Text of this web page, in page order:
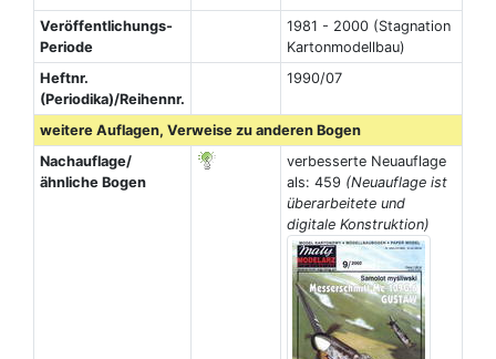
Veröffentlichungs-
Periode
1981 - 2000 (Stagnation
Kartonmodellbau)
Heftnr.
(Periodika)/Reihennr.
1990/07
weitere Auflagen, Verweise zu anderen Bogen
Nachauflage/
ähnliche Bogen
verbesserte Neuauflage
als: 459 (Neuauflage ist
überarbeitete und
digitale Konstruktion)